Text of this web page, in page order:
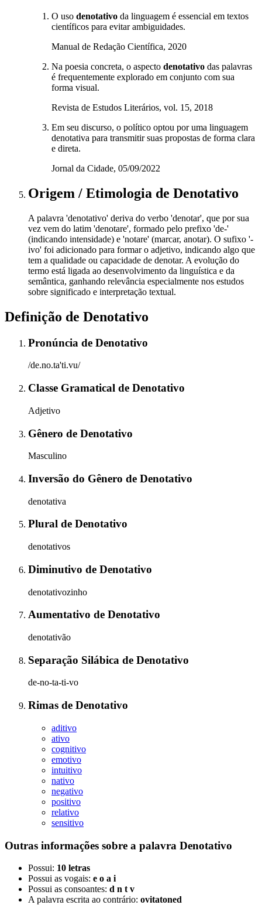
O uso denotativo da linguagem é essencial em textos
científicos para evitar ambiguidades.
Manual de Redação Científica, 2020
Na poesia concreta, o aspecto denotativo das palavras
é frequentemente explorado em conjunto com sua
forma visual.
Revista de Estudos Literários, vol. 15, 2018
Em seu discurso, o político optou por uma linguagem
denotativa para transmitir suas propostas de forma clara
e direta.
Jornal da Cidade, 05/09/2022
Origem / Etimologia de Denotativo
A palavra 'denotativo' deriva do verbo 'denotar', que por sua
vez vem do latim 'denotare', formado pelo prefixo 'de-'
(indicando intensidade) e 'notare' (marcar, anotar). O sufixo '-
ivo' foi adicionado para formar o adjetivo, indicando algo que
tem a qualidade ou capacidade de denotar. A evolução do
termo está ligada ao desenvolvimento da linguística e da
semântica, ganhando relevância especialmente nos estudos
sobre significado e interpretação textual.
Definição de Denotativo
Pronúncia de Denotativo
/de.no.ta'ti.vu/
Classe Gramatical de Denotativo
Adjetivo
Gênero de Denotativo
Masculino
Inversão do Gênero de Denotativo
denotativa
Plural de Denotativo
denotativos
Diminutivo de Denotativo
denotativozinho
Aumentativo de Denotativo
denotativão
Separação Silábica de Denotativo
de-no-ta-ti-vo
Rimas de Denotativo
aditivo
ativo
cognitivo
emotivo
intuitivo
nativo
negativo
positivo
relativo
sensitivo
Outras informações sobre a palavra Denotativo
Possui: 10 letras
Possui as vogais: e o a i
Possui as consoantes: d n t v
A palavra escrita ao contrário: ovitatoned